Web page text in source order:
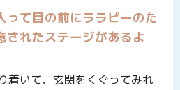
って目の前にララピーのた
されたステージがあるよ
着いて、玄関をくぐってみれ